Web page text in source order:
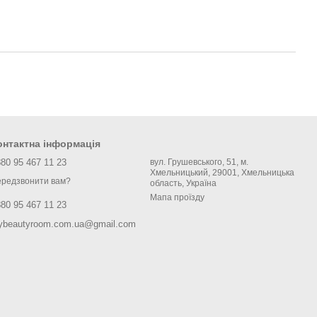
інформація
95 467 11 23
вам?
95 467 11 23
вул. Грушевського, 51, м.
Хмельницький, 29001, Хмельницька
область, Україна
Мапа проїзду